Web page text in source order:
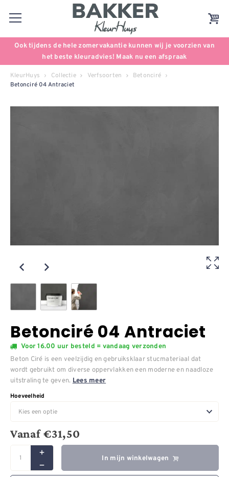
Ook tijdens de hele zomervakantie kunnen wij je voorzien van
het beste kleuradvies! Maak nu een afspraak
KleurHuys Collectie Verfsoorten Betonciré
Betonciré 04 Antraciet
Betonciré 04 Antraciet
Voor 16.00 uur besteld = vandaag verzonden
Beton Ciré is een veelzijdig en gebruiksklaar stucmateriaal dat
wordt gebruikt om diverse oppervlakken een moderne en naadloze
uitstraling te geven. Lees meer
Hoeveelheid
Vanaf€31,50
In mijn winkelwagen